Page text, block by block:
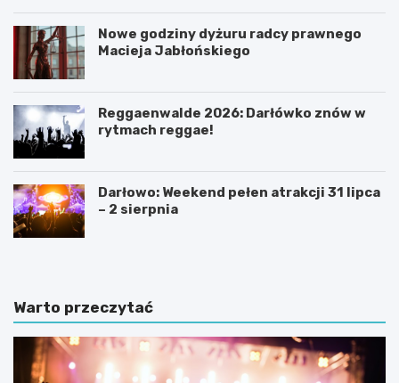
Nowe godziny dyżuru radcy prawnego
Macieja Jabłońskiego
Reggaenwalde 2026: Darłówko znów w
rytmach reggae!
Darłowo: Weekend pełen atrakcji 31 lipca
– 2 sierpnia
Warto przeczytać